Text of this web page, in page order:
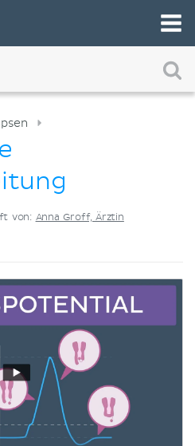
Lernmethode für dich
von: Anna Groff, Ärztin